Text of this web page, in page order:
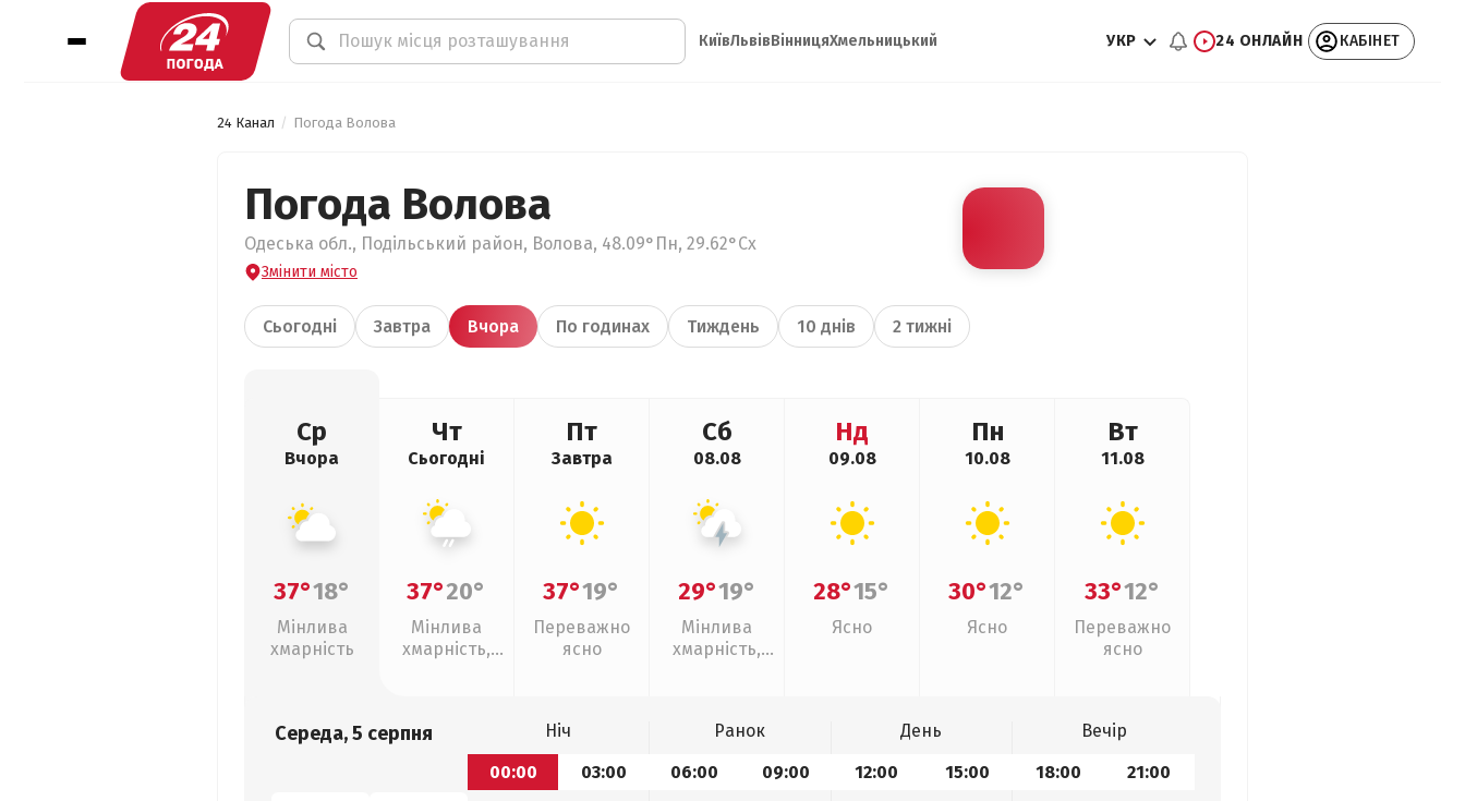
КиївЛьвівВінницяХмельницький УКР 24 ОНЛАЙН КАБІНЕТ
24 Канал Погода Волова
Погода Волова
Одеська обл., Подільський район, Волова, 48.09°Пн, 29.62°Сх
Змінити місто
Сьогодні Завтра Вчора По годинах Тиждень 10 днів 2 тижні
Ср
Вчора
37°18°
Мінлива
хмарність
Чт
Сьогодні
37°20°
Мінлива
хмарність,
Пт
Завтра
37°19°
Переважно
ясно
Сб
08.08
29°19°
Мінлива
хмарність,
Нд
09.08
28°15°
Ясно
Пн
10.08
30°12°
Ясно
Вт
11.08
33°12°
Переважно
ясно
Середа, 5 серпня Ніч Ранок День
Вечір
00:00
03:00 06:00 09:00 12:00 15:00 18:00 21:00